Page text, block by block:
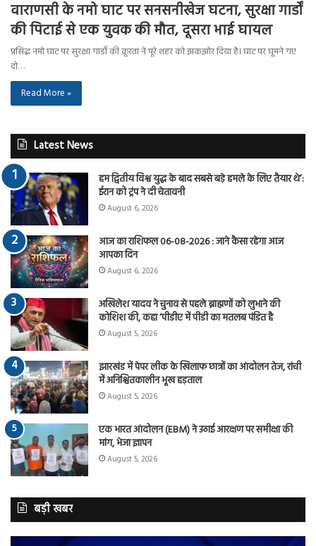
वाराणसी के नमो घाट पर सनसनीखेज घटना, सुरक्षा गार्डों
की पिटाई से एक युवक की मौत, दूसरा भाई घायल
प्रसिद्ध नमो घाट पर सुरक्षा गार्डों की क्रूरता ने पूरे शहर को झकझोर दिया है। घाट पर घूमने गए
दो…
Read More »
Latest News
हम द्वितीय विश्व युद्ध के बाद सबसे बड़े हमले के लिए तैयार थे’:
ईरान को ट्रंप ने दी चेतावनी
August 6, 2026
आज का राशिफल 06-08-2026 : जाने कैसा रहेगा आज
आपका दिन
August 6, 2026
अखिलेश यादव ने चुनाव से पहले ब्राह्मणों को लुभाने की
कोशिश की, कहा ‘पीडीए में पीडी का मतलब पंडित है
August 5, 2026
झारखंड में पेपर लीक के खिलाफ छात्रों का आंदोलन तेज, रांची
में अनिश्चितकालीन भूख हड़ताल
August 5, 2026
एक भारत आंदोलन (EBM) ने उठाई आरक्षण पर समीक्षा की
मांग, भेजा ज्ञापन
August 5, 2026
बड़ी खबर